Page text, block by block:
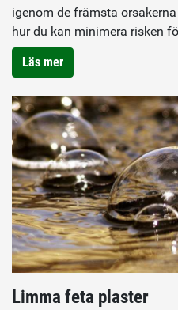
igenom de främsta
hur du kan minimera risken
Läs mer
Limma feta plaster